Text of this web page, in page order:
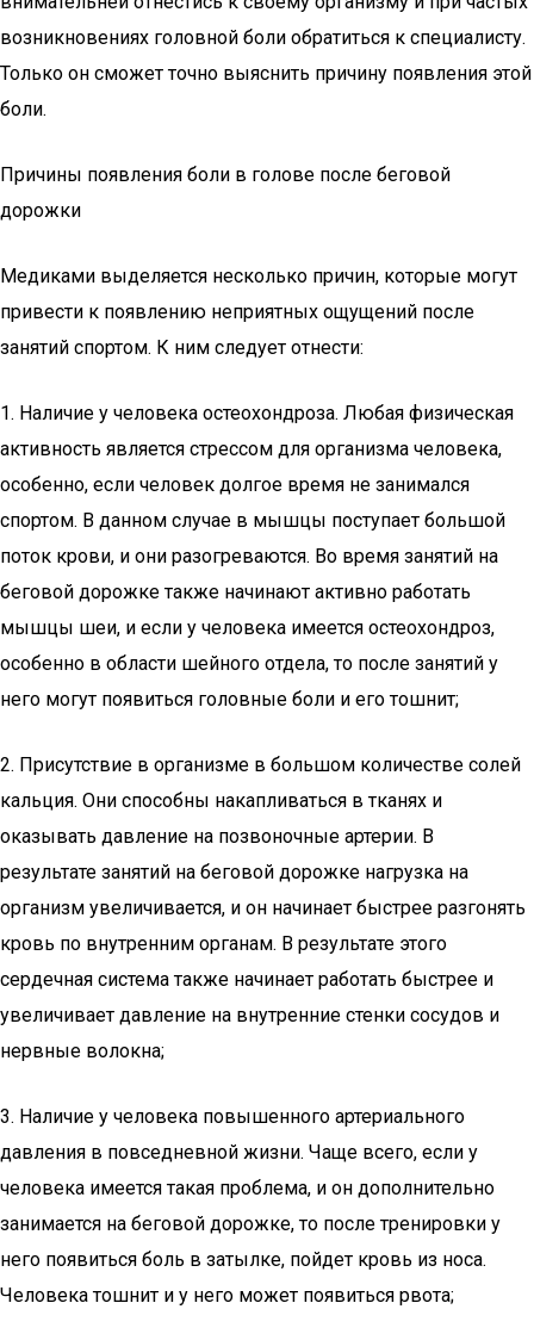
возникновениях головной боли обратиться к специалисту.
Только он сможет точно выяснить причину появления этой
боли.
Причины появления боли в голове после беговой
дорожки
Медиками выделяется несколько причин, которые могут
привести к появлению неприятных ощущений после
занятий спортом. К ним следует отнести:
1. Наличие у человека остеохондроза. Любая физическая
активность является стрессом для организма человека,
особенно, если человек долгое время не занимался
спортом. В данном случае в мышцы поступает большой
поток крови, и они разогреваются. Во время занятий на
беговой дорожке также начинают активно работать
мышцы шеи, и если у человека имеется остеохондроз,
особенно в области шейного отдела, то после занятий у
него могут появиться головные боли и его тошнит;
2. Присутствие в организме в большом количестве солей
кальция. Они способны накапливаться в тканях и
оказывать давление на позвоночные артерии. В
результате занятий на беговой дорожке нагрузка на
организм увеличивается, и он начинает быстрее разгонять
кровь по внутренним органам. В результате этого
сердечная система также начинает работать быстрее и
увеличивает давление на внутренние стенки сосудов и
нервные волокна;
3. Наличие у человека повышенного артериального
давления в повседневной жизни. Чаще всего, если у
человека имеется такая проблема, и он дополнительно
занимается на беговой дорожке, то после тренировки у
него появиться боль в затылке, пойдет кровь из носа.
Человека тошнит и у него может появиться рвота;